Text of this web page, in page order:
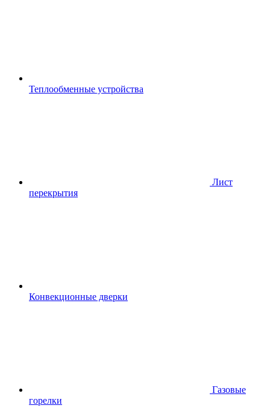
Теплообменные устройства
Лист
перекрытия
Конвекционные дверки
Газовые
горелки